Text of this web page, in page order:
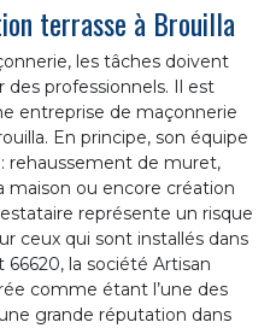
terrasse à Brouilla
les tâches doivent
professionnels. Il est
entreprise de maçonnerie
En principe, son équipe
rehaussement de muret,
maison ou encore création
représente un risque
ceux qui sont installés dans
la société Artisan
comme étant l’une des
grande réputation dans